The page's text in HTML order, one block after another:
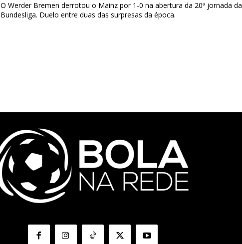
O Werder Bremen derrotou o Mainz por 1-0 na abertura da 20ª jornada da
Bundesliga. Duelo entre duas das surpresas da época.